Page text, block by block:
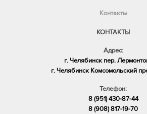
Контакты
КОНТАКТЫ
Адрес:
г. Челябинск пер.
​г. Челябинск Комсомольский
Телефон:
8 (951) 430-87-44
8 (908) 817-19-70